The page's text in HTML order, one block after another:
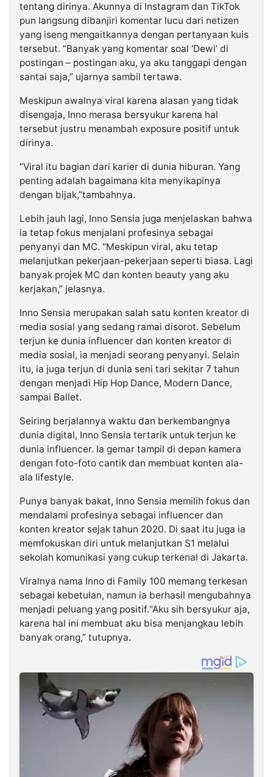
tentang dirinya. Akunnya di Instagram dan TikTok
pun langsung dibanjiri komentar lucu dari netizen
yang iseng mengaitkannya dengan pertanyaan kuis
tersebut. “Banyak yang komentar soal ‘Dewi’ di
postingan – postingan aku, ya aku tanggapi dengan
santai saja,” ujarnya sambil tertawa.
Meskipun awalnya viral karena alasan yang tidak
disengaja, Inno merasa bersyukur karena hal
tersebut justru menambah exposure positif untuk
dirinya.
“Viral itu bagian dari karier di dunia hiburan. Yang
penting adalah bagaimana kita menyikapinya
dengan bijak,”tambahnya.
Lebih jauh lagi, Inno Sensia juga menjelaskan bahwa
ia tetap fokus menjalani profesinya sebagai
penyanyi dan MC. “Meskipun viral, aku tetap
melanjutkan pekerjaan-pekerjaan seperti biasa. Lagi
banyak projek MC dan konten beauty yang aku
kerjakan,” jelasnya.
Inno Sensia merupakan salah satu konten kreator di
media sosial yang sedang ramai disorot. Sebelum
terjun ke dunia influencer dan konten kreator di
media sosial, ia menjadi seorang penyanyi. Selain
itu, ia juga terjun di dunia seni tari sekitar 7 tahun
dengan menjadi Hip Hop Dance, Modern Dance,
sampai Ballet.
Seiring berjalannya waktu dan berkembangnya
dunia digital, Inno Sensia tertarik untuk terjun ke
dunia influencer. Ia gemar tampil di depan kamera
dengan foto-foto cantik dan membuat konten ala-
ala lifestyle.
Punya banyak bakat, Inno Sensia memilih fokus dan
mendalami profesinya sebagai influencer dan
konten kreator sejak tahun 2020. Di saat itu juga ia
memfokuskan diri untuk melanjutkan S1 melalui
sekolah komunikasi yang cukup terkenal di Jakarta.
Viralnya nama Inno di Family 100 memang terkesan
sebagai kebetulan, namun ia berhasil mengubahnya
menjadi peluang yang positif.“Aku sih bersyukur aja,
karena hal ini membuat aku bisa menjangkau lebih
banyak orang,” tutupnya.